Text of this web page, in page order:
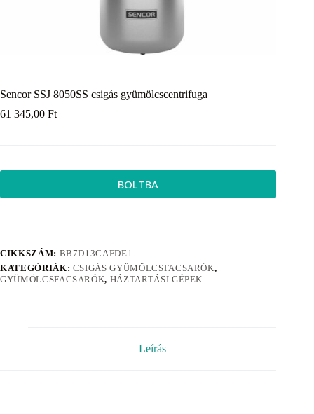
Sencor SSJ 8050SS csigás gyümölcscentrifuga
61 345,00 Ft
BOLTBA
CIKKSZÁM: BB7D13CAFDE1
KATEGÓRIÁK: CSIGÁS GYÜMÖLCSFACSARÓK,
GYÜMÖLCSFACSARÓK, HÁZTARTÁSI GÉPEK
Leírás